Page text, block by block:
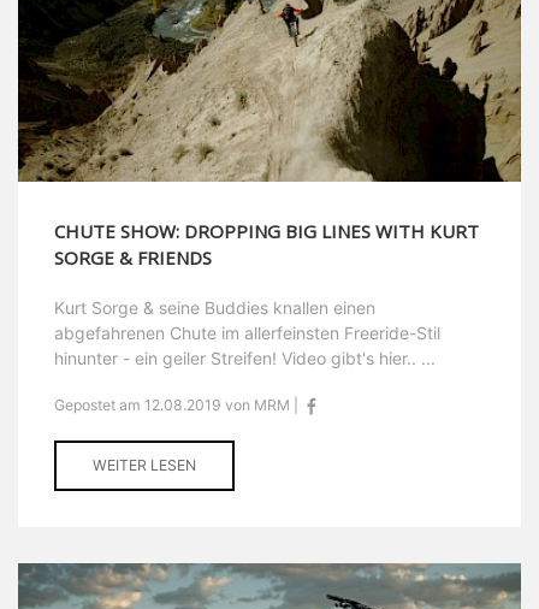
CHUTE SHOW: DROPPING BIG LINES WITH KURT
SORGE & FRIENDS
Kurt Sorge & seine Buddies knallen einen
abgefahrenen Chute im allerfeinsten Freeride-Stil
hinunter - ein geiler Streifen! Video gibt's hier.. ...
Gepostet am 12.08.2019 von MRM |
WEITER LESEN